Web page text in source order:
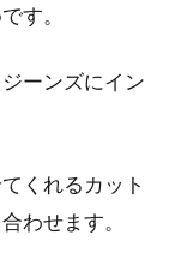
す。
ーンズにイン
くれるカット
わせます。